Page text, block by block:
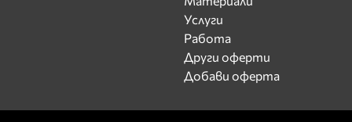
Услуги
Работа
Други оферти
Добави оферта